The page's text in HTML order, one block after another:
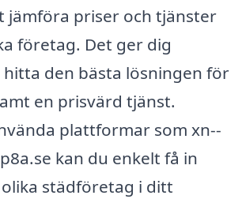
jämföra priser och tjänster
företag. Det ger dig
den bästa lösningen för
en prisvärd tjänst.
plattformar som xn--
kan du enkelt få in
städföretag i ditt